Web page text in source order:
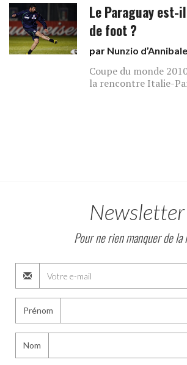
Le Paraguay est-
de foot ?
par Nunzio d’Annibale
Coupe du monde
la rencontre Italie-
Newsletter
Pour ne rien manquer de la
Prénom
Nom